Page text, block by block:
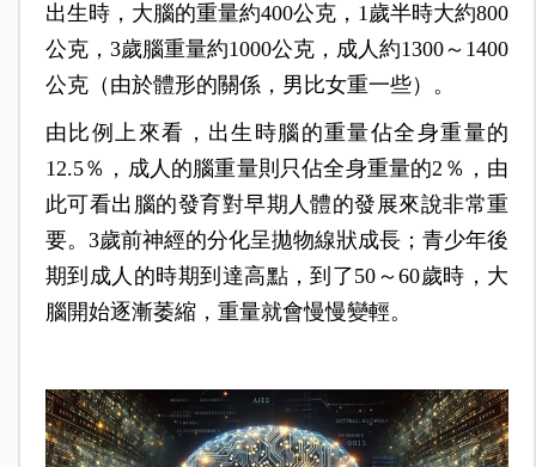
出生時，大腦的重量約400公克，1歲半時大約800
公克，3歲腦重量約1000公克，成人約1300～1400
公克（由於體形的關係，男比女重一些）。
由比例上來看，出生時腦的重量佔全身重量的
12.5％，成人的腦重量則只佔全身重量的2％，由
此可看出腦的發育對早期人體的發展來說非常重
要。3歲前神經的分化呈拋物線狀成長；青少年後
期到成人的時期到達高點，到了50～60歲時，大
腦開始逐漸萎縮，重量就會慢慢變輕。